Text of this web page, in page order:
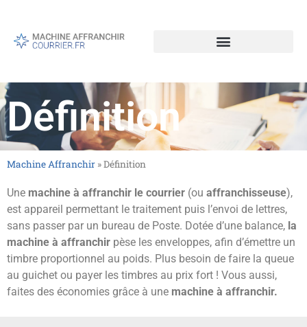
Définition
Machine Affranchir »Définition
Une machine à affranchir le courrier (ou affranchisseuse),
est appareil permettant le traitement puis l’envoi de lettres,
sans passer par un bureau de Poste. Dotée d’une balance, la
machine à affranchir pèse les enveloppes, afin d’émettre un
timbre proportionnel au poids. Plus besoin de faire la queue
au guichet ou payer les timbres au prix fort ! Vous aussi,
faites des économies grâce à une machine à affranchir.